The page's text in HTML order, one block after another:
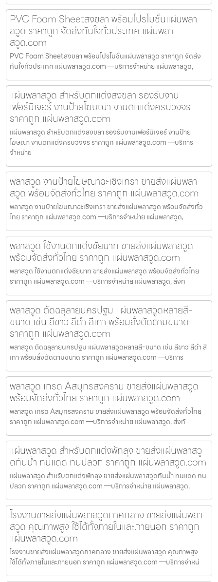
PVC Foam Sheetสงขลา พร้อมโปรโมชั่นแผ่นพลา
สวูด ราคาถูก จัดส่งทันใจทั่วประเทศ แผ่นพลา
สวูด.com
PVC Foam Sheetสงขลา พร้อมโปรโมชั่นแผ่นพลาสวูด ราคาถูก จัดส่ง
ทันใจทั่วประเทศ แผ่นพลาสวูด.com —บริการจำหน่าย แผ่นพลาสวูด,
แผ่นพลาสวูด สำหรับตกแต่งสงขลา รองรับงาน
เฟอร์นิเจอร์ งานป้ายโฆษณา งานตกแต่งครบวงจร
ราคาถูก แผ่นพลาสวูด.com
แผ่นพลาสวูด สำหรับตกแต่งสงขลา รองรับงานเฟอร์นิเจอร์ งานป้าย
โฆษณา งานตกแต่งครบวงจร ราคาถูก แผ่นพลาสวูด.com —บริการ
จำหน่าย
พลาสวูด งานป้ายโฆษณาฉะเชิงเทรา ขายส่งแผ่นพลา
สวูด พร้อมจัดส่งทั่วไทย ราคาถูก แผ่นพลาสวูด.com
พลาสวูด งานป้ายโฆษณาฉะเชิงเทรา ขายส่งแผ่นพลาสวูด พร้อมจัดส่งทั่ว
ไทย ราคาถูก แผ่นพลาสวูด.com —บริการจำหน่าย แผ่นพลาสวูด,
พลาสวูด ใช้งานตกแต่งชัยนาท ขายส่งแผ่นพลาสวูด
พร้อมจัดส่งทั่วไทย ราคาถูก แผ่นพลาสวูด.com
พลาสวูด ใช้งานตกแต่งชัยนาท ขายส่งแผ่นพลาสวูด พร้อมจัดส่งทั่วไทย
ราคาถูก แผ่นพลาสวูด.com —บริการจำหน่าย แผ่นพลาสวูด, ส่งท
พลาสวูด ตัดฉลุลายนครปฐม แผ่นพลาสวูดหลายสี-
ขนาด เช่น สีขาว สีดำ สีเทา พร้อมสั่งตัดตามขนาด
ราคาถูก แผ่นพลาสวูด.com
พลาสวูด ตัดฉลุลายนครปฐม แผ่นพลาสวูดหลายสี-ขนาด เช่น สีขาว สีดำ สี
เทา พร้อมสั่งตัดตามขนาด ราคาถูก แผ่นพลาสวูด.com —บริการ
พลาสวูด เกรด Aสมุทรสงคราม ขายส่งแผ่นพลาสวูด
พร้อมจัดส่งทั่วไทย ราคาถูก แผ่นพลาสวูด.com
พลาสวูด เกรด Aสมุทรสงคราม ขายส่งแผ่นพลาสวูด พร้อมจัดส่งทั่วไทย
ราคาถูก แผ่นพลาสวูด.com —บริการจำหน่าย แผ่นพลาสวูด, ส่งทั
แผ่นพลาสวูด สำหรับตกแต่งพัทลุง ขายส่งแผ่นพลาสวู
ดกันน้ำ ทนแดด ทนปลวก ราคาถูก แผ่นพลาสวูด.com
แผ่นพลาสวูด สำหรับตกแต่งพัทลุง ขายส่งแผ่นพลาสวูดกันน้ำ ทนแดด ทน
ปลวก ราคาถูก แผ่นพลาสวูด.com —บริการจำหน่าย แผ่นพลาสวูด,
โรงงานขายส่งแผ่นพลาสวูดภาคกลาง ขายส่งแผ่นพลา
สวูด คุณภาพสูง ใช้ได้ทั้งภายในและภายนอก ราคาถูก
แผ่นพลาสวูด.com
โรงงานขายส่งแผ่นพลาสวูดภาคกลาง ขายส่งแผ่นพลาสวูด คุณภาพสูง
ใช้ได้ทั้งภายในและภายนอก ราคาถูก แผ่นพลาสวูด.com —บริการจำหน่